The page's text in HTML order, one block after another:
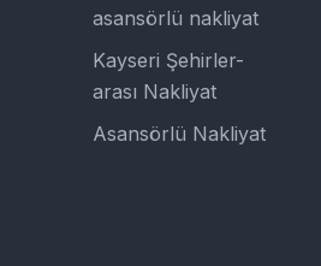
asansörlü nakliyat
Kayseri Şehirler-
arası Nakliyat
Asansörlü Nakliyat